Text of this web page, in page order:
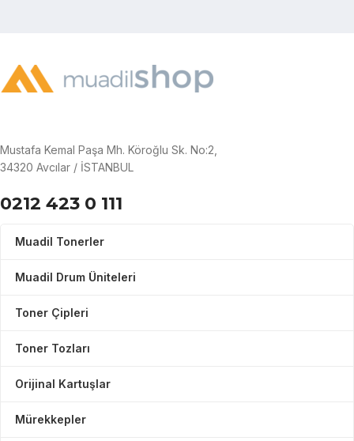
Mustafa Kemal Paşa Mh. Köroğlu Sk. No:2,
34320 Avcılar / İSTANBUL
0212 423 0 111
Muadil Tonerler
Muadil Drum Üniteleri
Toner Çipleri
Toner Tozları
Orijinal Kartuşlar
Mürekkepler